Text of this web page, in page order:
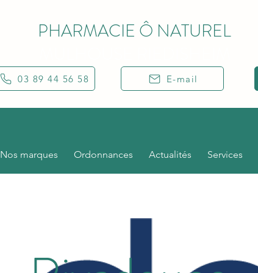
PHARMACIE Ô NATUREL
03 89 44 56 58 E-mail
Nos marques Ordonnances Actualités Services